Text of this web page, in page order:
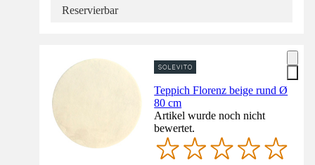
Reservierbar
Teppich Florenz beige rund Ø
80 cm
Artikel wurde noch nicht
bewertet.